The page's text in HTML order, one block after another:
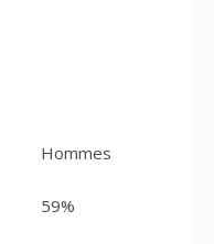
Hommes
59%